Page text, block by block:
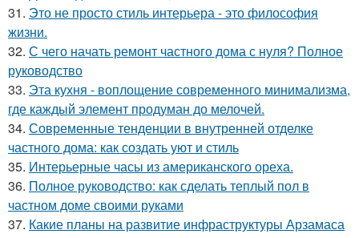
31. Это не просто стиль интерьера - это философия
жизни.
32. С чего начать ремонт частного дома с нуля? Полное
руководство
33. Эта кухня - воплощение современного минимализма,
где каждый элемент продуман до мелочей.
34. Современные тенденции в внутренней отделке
частного дома: как создать уют и стиль
35. Интерьерные часы из американского ореха.
36. Полное руководство: как сделать теплый пол в
частном доме своими руками
37. Какие планы на развитие инфраструктуры Арзамаса